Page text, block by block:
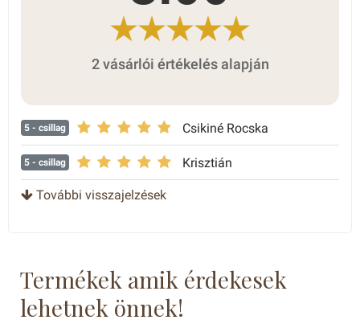
2 vásárlói értékelés alapján
5 - csillag Csikiné Rocska
5 - csillag Krisztián
További visszajelzések
Termékek amik érdekesek
lehetnek önnek!